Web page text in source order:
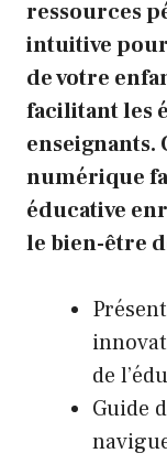
ressources
intuitive pour
de votre
facilitant les
enseignants.
numérique
éducative
le bien-être
de
Guide